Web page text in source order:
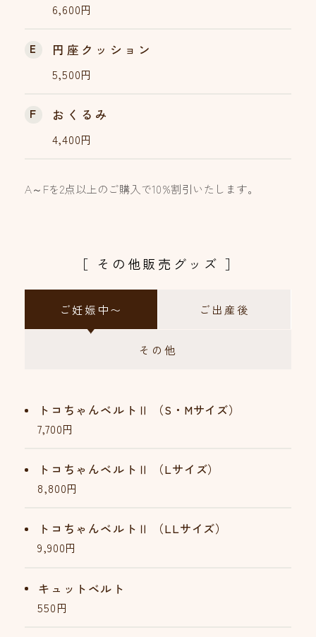
6,600円
E 円座クッション
5,500円
F おくるみ
4,400円
A～Fを2点以上のご購入で10%割引いたします。
［ その他販売グッズ ］
ご妊娠中〜 ご出産後
その他
トコちゃんベルトⅡ （S・Mサイズ）
7,700円
トコちゃんベルトⅡ （Lサイズ）
8,800円
トコちゃんベルトⅡ （LLサイズ）
9,900円
キュットベルト
550円